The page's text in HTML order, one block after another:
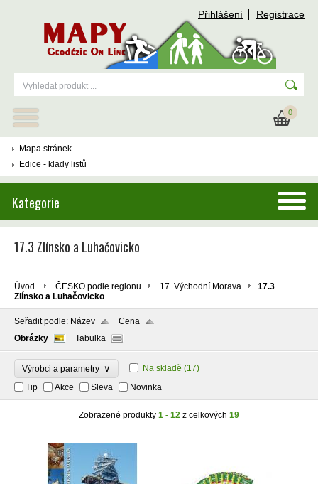
Přihlášení Registrace
0
Mapa stránek
Edice - klady listů
Kategorie
17.3 Zlínsko a Luhačovicko
Úvod ČESKO podle regionu 17. Východní Morava
17.3
Zlínsko a Luhačovicko
Seřadit podle: Název
Cena
Obrázky
Tabulka
Výrobci a parametry ∨ Na skladě (17)
Tip
Akce Sleva Novinka
Zobrazené produkty 1 - 12 z celkových 19